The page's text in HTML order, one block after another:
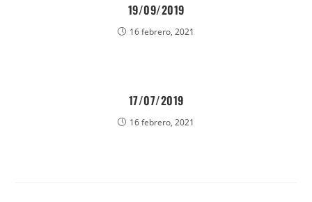
19/09/2019
16 febrero, 2021
17/07/2019
16 febrero, 2021